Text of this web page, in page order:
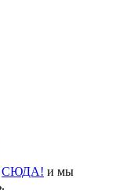
CЮДА! и мы